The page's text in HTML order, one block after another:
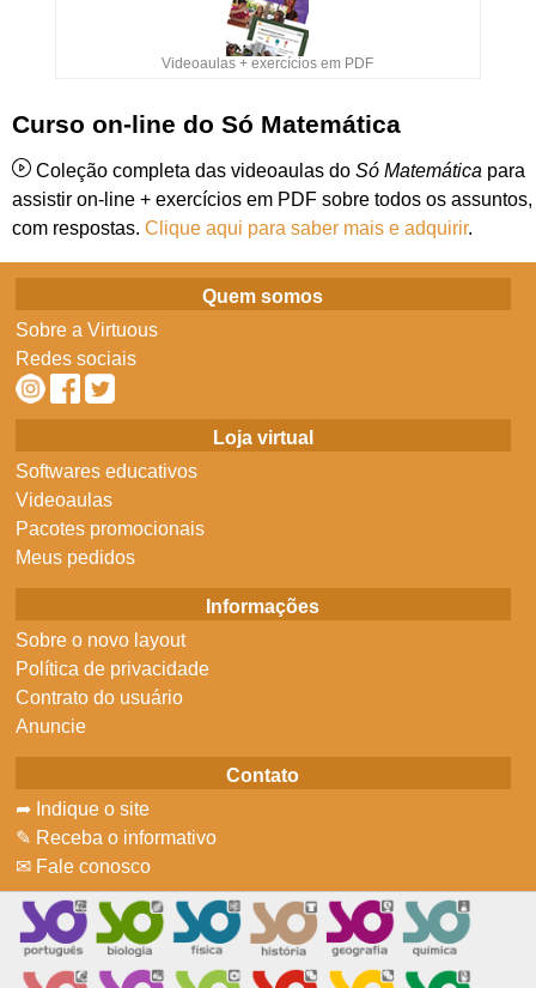
Videoaulas + exercícios em PDF
Curso on-line do Só Matemática
Coleção completa das videoaulas do Só Matemática para
assistir on-line + exercícios em PDF sobre todos os assuntos,
com respostas. Clique aqui para saber mais e adquirir.
Quem somos
Sobre a Virtuous
Redes sociais
Loja virtual
Softwares educativos
Videoaulas
Pacotes promocionais
Meus pedidos
Informações
Sobre o novo layout
Política de privacidade
Contrato do usuário
Anuncie
Contato
➦ Indique o site
✎ Receba o informativo
✉ Fale conosco